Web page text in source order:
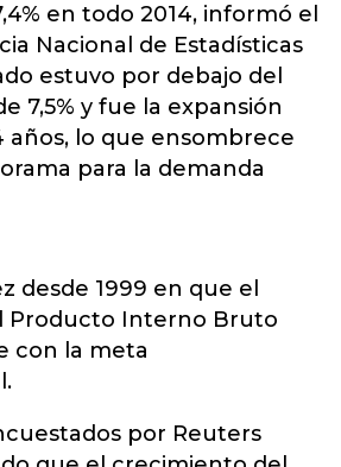
en todo 2014, informó el
Nacional de Estadísticas
estuvo por debajo del
7,5% y fue la expansión
años, lo que ensombrece
para la demanda
desde 1999 en que el
Producto Interno Bruto
con la meta
por Reuters